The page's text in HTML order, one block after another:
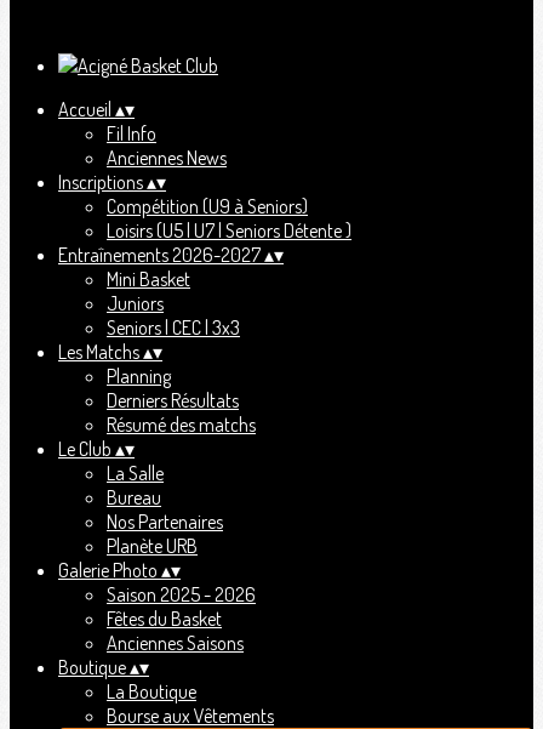
Accueil ▴▾
Fil Info
Anciennes News
Inscriptions▴▾
Compétition (U9 à Seniors)
Loisirs (U5 | U7 | Seniors Détente )
Entraînements 2026-2027▴▾
Mini Basket
Juniors
Seniors | CEC | 3x3
Les Matchs▴▾
Planning
Derniers Résultats
Résumé des matchs
Le Club ▴▾
La Salle
Bureau
Nos Partenaires
Planète URB
Galerie Photo ▴▾
Saison 2025 - 2026
Fêtes du Basket
Anciennes Saisons
Boutique▴▾
La Boutique
Bourse aux Vêtements